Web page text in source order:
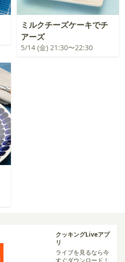
ミルクチーズケーキでチ
アーズ
5/14 (金) 21:30〜22:30
クッキングLiveアプ
リ
ライブを見るなら今
すぐダウンロード！